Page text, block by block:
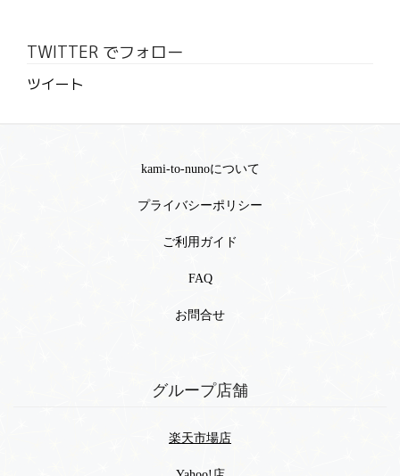
TWITTER でフォロー
ツイート
kami-to-nunoについて
プライバシーポリシー
ご利用ガイド
FAQ
お問合せ
グループ店舗
楽天市場店